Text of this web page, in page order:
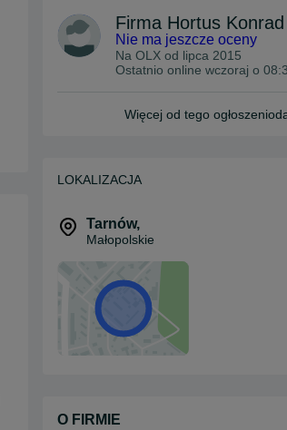
Firma Hortus
Nie ma jeszcze oceny
Na OLX od lipca 2015
Ostatnio online wczoraj o
Więcej od tego
LOKALIZACJA
Tarnów,
Małopolskie
O FIRMIE